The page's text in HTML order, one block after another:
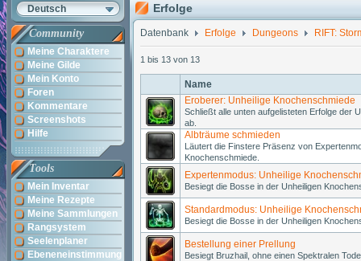
Deutsch
Community
Meine Charaktere
Meine Gilde
Mein Konto
Foren
Kommentare
Screenshots
Hilfe
Tools
Mein Inventar
Meine Rezepte
Meine Sammlungen
Rangsystem
Seelenplaner
Ebeneneinstimmung
Erfolge
Datenbank Erfolge Dungeons RIFT:
1 bis 13 von 13
Name
Eroberer: Unheilige Knochenschmiede
Schließt alle unten aufgelisteten Erfolge der
ab.
Albträume schmieden
Läutert die Finstere Präsenz von
Knochenschmiede.
Expertenmodus: Unheilige
Besiegt die Bosse in der Unheiligen
Standardmodus: Unheilige
Besiegt die Bosse in der Unheiligen
Bestellung einer Prellung
Besiegt Bruzhail, ohne einen Spektralen